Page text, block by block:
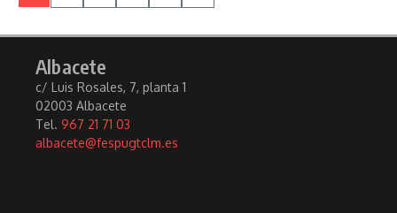
Albacete
c/ Luis Rosales, 7, planta 1
02003 Albacete
Tel. 967 21 71 03
albacete@fespugtclm.es